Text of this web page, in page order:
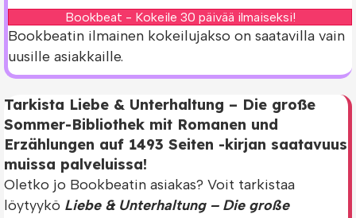
Bookbeat - Kokeile 30 päivää ilmaiseksi!
Bookbeatin ilmainen kokeilujakso on saatavilla vain
uusille asiakkaille.
Tarkista Liebe & Unterhaltung – Die große
Sommer-Bibliothek mit Romanen und
Erzählungen auf 1493 Seiten -kirjan saatavuus
muissa palveluissa!
Oletko jo Bookbeatin asiakas? Voit tarkistaa
löytyykö Liebe & Unterhaltung – Die große